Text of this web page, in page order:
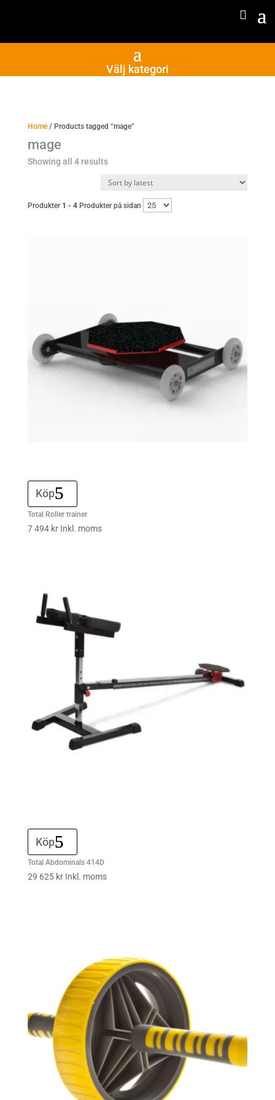
Välj kategori
Home/ Products tagged “mage”
mage
Showing all 4 resultsSorted
Produkter 1 - 4Produkter på sidan
Köp
Total Roller trainer
7 494 kr Inkl. moms
Köp
Total Abdominals 414D
29 625 kr Inkl. moms